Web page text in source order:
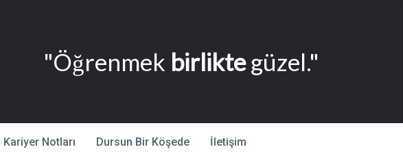
"Öğrenmek birliktegüzel."
Kariyer Notları Dursun Bir Köşede İletişim